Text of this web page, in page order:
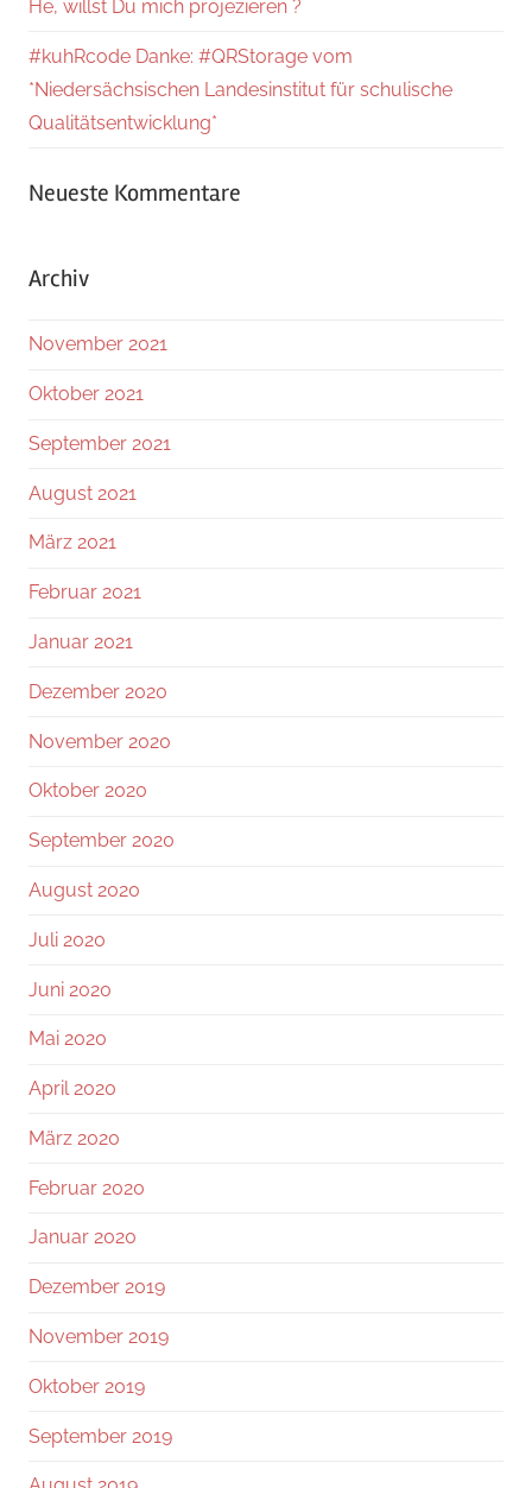
He, willst Du mich projezieren ?
#kuhRcode Danke: #QRStorage vom
*Niedersächsischen Landesinstitut für schulische
Qualitätsentwicklung*
Neueste Kommentare
Archiv
November 2021
Oktober 2021
September 2021
August 2021
März 2021
Februar 2021
Januar 2021
Dezember 2020
November 2020
Oktober 2020
September 2020
August 2020
Juli 2020
Juni 2020
Mai 2020
April 2020
März 2020
Februar 2020
Januar 2020
Dezember 2019
November 2019
Oktober 2019
September 2019